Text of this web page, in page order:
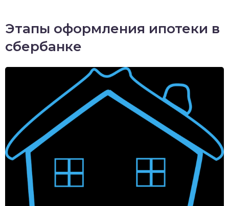
Этапы оформления ипотеки в
сбербанке